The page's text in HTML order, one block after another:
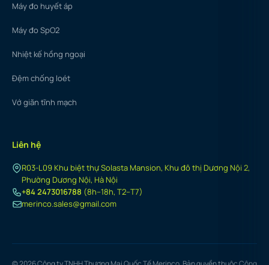
Máy đo huyết áp
Máy đo SpO2
Nhiệt kế hồng ngoại
Đệm chống loét
Vớ giãn tĩnh mạch
Liên hệ
R03-L09 Khu biệt thự Solasta Mansion, Khu đô thị Dương Nội 2,
Phường Dương Nội, Hà Nội
+84 2473016788 (8h–18h, T2–T7)
merinco.sales@gmail.com